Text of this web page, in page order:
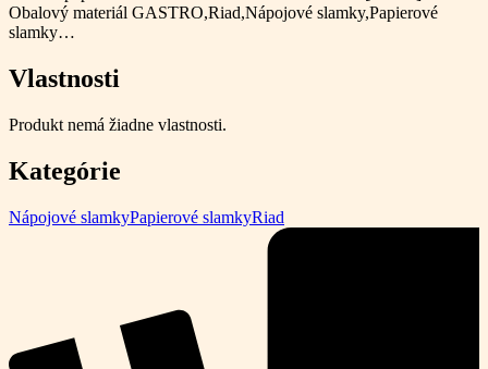
Obalový materiál GASTRO,Riad,Nápojové slamky,Papierové
slamky…
Vlastnosti
Produkt nemá žiadne vlastnosti.
Kategórie
Nápojové slamkyPapierové slamkyRiad